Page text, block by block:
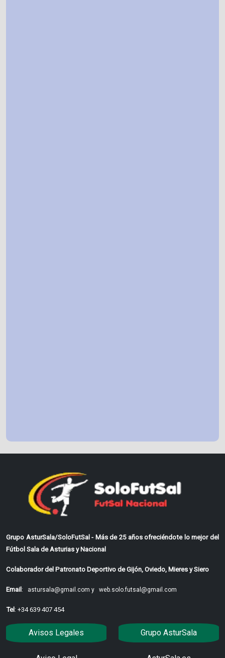
Grupo AsturSala/SoloFutSal - Más de 25 años ofreciéndote lo mejor del
Fútbol Sala de Asturias y Nacional
Colaborador del Patronato Deportivo de Gijón, Oviedo, Mieres y Siero
Email: astursala@gmail.com y web.solo.futsal@gmail.com
Tel: +34 639 407 454
Avisos Legales Grupo AsturSala